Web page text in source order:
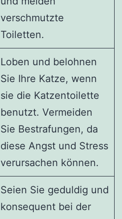
verschmutzte
Toiletten.
Loben und belohnen
Sie Ihre Katze, wenn
sie die Katzentoilette
benutzt. Vermeiden
Sie Bestrafungen, da
diese Angst und Stress
verursachen können.
Seien Sie geduldig und
konsequent bei der